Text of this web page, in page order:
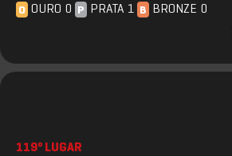
O OURO 0 P PRATA 1 B BRONZE 0
119º LUGAR